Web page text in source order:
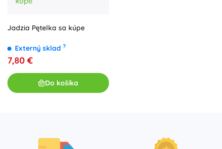
Jadzia Pętelka sa kúpe
Externý sklad ?
7,80 €
Do košíka